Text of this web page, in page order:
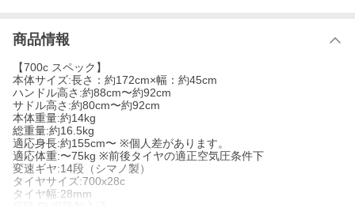
商品情報
【700c スペック】
本体サイズ:長さ：約172cm×幅：約45cm
ハンドル高さ:約88cm〜約92cm
サドル高さ:約80cm〜約92cm
本体重量:約14kg
総重量:約16.5kg
適応身長:約155cm〜 ※個人差があります。
適応体重:〜75kg ※前後タイヤの適正空気圧条件下
変速ギヤ:14段（シマノ製）
タイヤサイズ:700x28c
タイヤ幅:28mm